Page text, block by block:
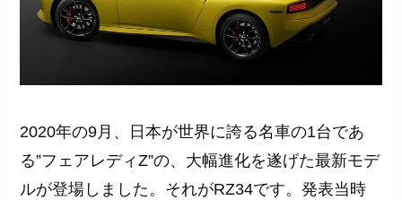
2020年の9月、日本が世界に誇る名車の1台であ
る”フェアレディZ”の、大幅進化を遂げた最新モデ
ルが登場しました。それがRZ34です。発表当時